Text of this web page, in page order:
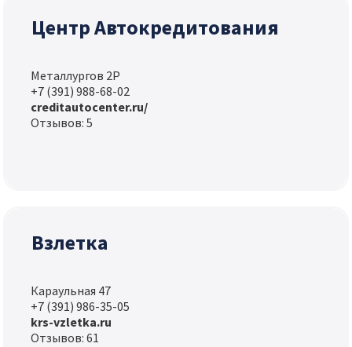
Центр Автокредитования
Металлургов 2Р
+7 (391) 988-68-02
creditautocenter.ru/
Отзывов: 5
Взлетка
Караульная 47
+7 (391) 986-35-05
krs-vzletka.ru
Отзывов: 61